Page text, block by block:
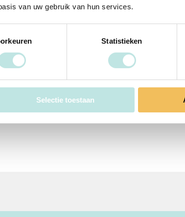
van uw gebruik van hun services.
Statistieken
Selectie toestaan
coaching of werkbegeleiding of ambieert
vormgeven
cursus een oefenplek hebt of creëert waarin je
Je leert en werkt dan tenslotte samen met
direct toe in jullie werkpraktijk en samen maak